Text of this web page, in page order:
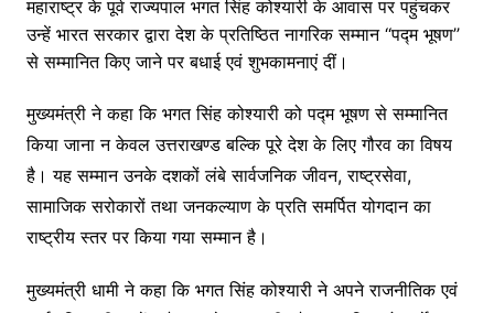
b
o
o
k
A
p
p
e
n
g
er
a
m
महाराष्ट्र के पूर्व राज्यपाल भगत सिंह कोश्यारी के आवास पर पहुंचकर
उन्हें भारत सरकार द्वारा देश के प्रतिष्ठित नागरिक सम्मान ‘‘पद्म भूषण’’
से सम्मानित किए जाने पर बधाई एवं शुभकामनाएं दीं।
मुख्यमंत्री ने कहा कि भगत सिंह कोश्यारी को पद्म भूषण से सम्मानित
किया जाना न केवल उत्तराखण्ड बल्कि पूरे देश के लिए गौरव का विषय
है। यह सम्मान उनके दशकों लंबे सार्वजनिक जीवन, राष्ट्रसेवा,
सामाजिक सरोकारों तथा जनकल्याण के प्रति समर्पित योगदान का
राष्ट्रीय स्तर पर किया गया सम्मान है।
मुख्यमंत्री धामी ने कहा कि भगत सिंह कोश्यारी ने अपने राजनीतिक एवं